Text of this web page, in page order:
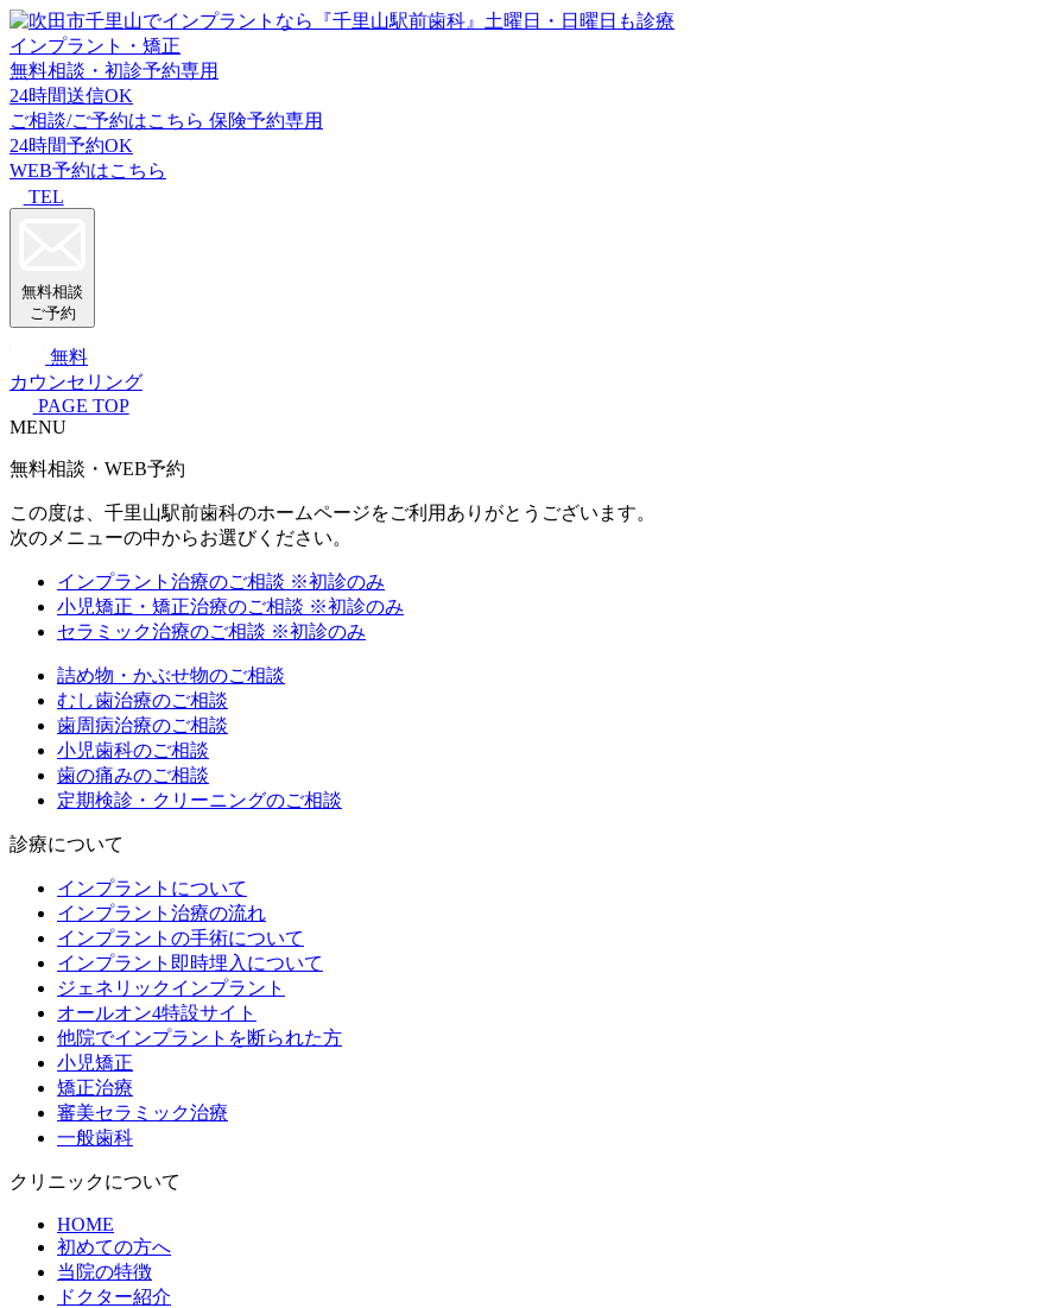
インプラント・矯正
無料相談・初診予約専用
24時間送信OK
ご相談/ご予約はこちら 保険予約専用
24時間予約OK
WEB予約はこちら
TEL
無料相談
ご予約
無料
カウンセリング
PAGE TOP
MENU
無料相談・WEB予約
この度は、千里山駅前歯科のホームページをご利用ありがとうございます。
次のメニューの中からお選びください。
インプラント治療のご相談 ※初診のみ
小児矯正・矯正治療のご相談 ※初診のみ
セラミック治療のご相談 ※初診のみ
詰め物・かぶせ物のご相談
むし歯治療のご相談
歯周病治療のご相談
小児歯科のご相談
歯の痛みのご相談
定期検診・クリーニングのご相談
診療について
インプラントについて
インプラント治療の流れ
インプラントの手術について
インプラント即時埋入について
ジェネリックインプラント
オールオン4特設サイト
他院でインプラントを断られた方
小児矯正
矯正治療
審美セラミック治療
一般歯科
クリニックについて
HOME
初めての方へ
当院の特徴
ドクター紹介